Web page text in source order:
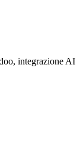
integrazione AI